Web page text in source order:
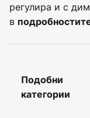
регулира и с
в
Подобни
категории